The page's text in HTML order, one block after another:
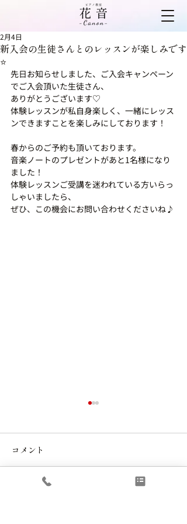
新入会の生徒さんとのレッスンが楽しみです
⭐️
2月4日
先日お知らせしました、ご入会キャンペーン
でご入会頂いた生徒さん、
ありがとうございます♡
体験レッスンが私自身楽しく、一緒にレッス
ンできますことを楽しみにしております！
春からのご予約も頂いております。
音楽ノートのプレゼントがあと1名様になり
ました！
体験レッスンご受講を迷われている方いらっ
しゃいましたら、
ぜひ、この機会にお問い合わせくださいね♪
コメント